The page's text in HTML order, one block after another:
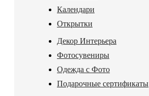
Календари
Открытки
Декор Интерьера
Фотосувениры
Одежда с Фото
Подарочные сертификаты